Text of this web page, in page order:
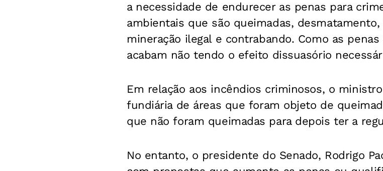
a necessidade de endurecer as penas para
ambientais que são queimadas,
mineração ilegal e contrabando. Como as
acabam não tendo o efeito dissuasório
Em relação aos incêndios criminosos, o
fundiária de áreas que foram objeto de
que não foram queimadas para depois ter a
No entanto, o presidente do Senado, Rodrigo